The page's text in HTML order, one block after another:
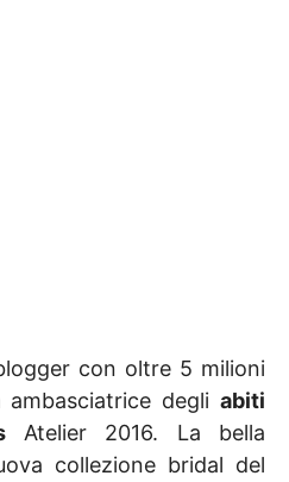
con oltre 5 milioni
degli abiti
Atelier 2016. La bella
collezione bridal del